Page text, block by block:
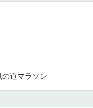
道マラソン